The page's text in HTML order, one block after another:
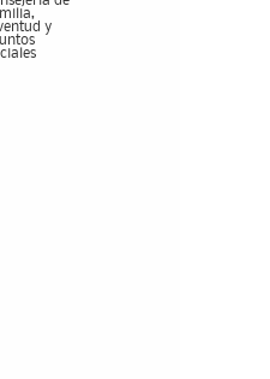
y